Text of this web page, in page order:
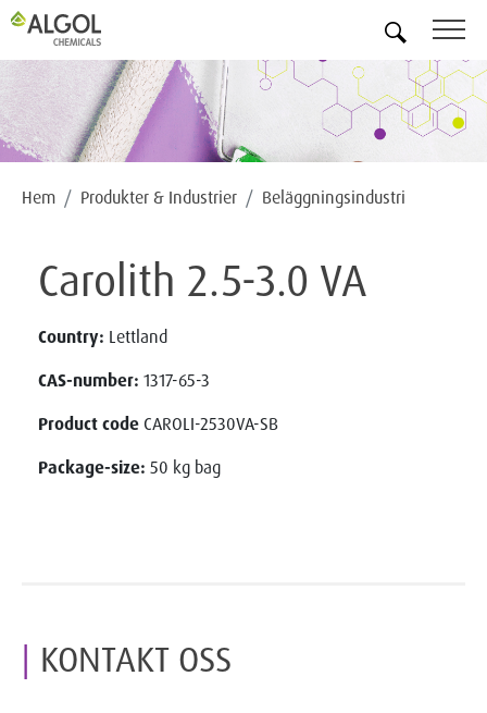
Hem Produkter & Industrier Beläggningsindustri
Carolith 2.5-3.0 VA
Country: Lettland
CAS-number: 1317-65-3
Product code CAROLI-2530VA-SB
Package-size: 50 kg bag
KONTAKT OSS